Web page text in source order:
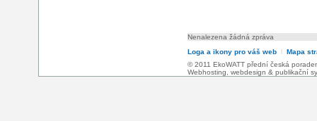
Nenalezena žádná zpráva
Loga a ikony pro váš web l Mapa
© 2011 EkoWATT přední česká
Webhosting
webdesign & publikační